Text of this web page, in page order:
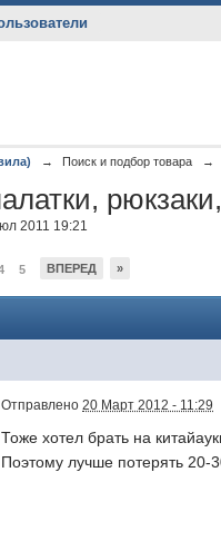
→ Поиск и подбор товара →
2011 19:21
5 ВПЕРЕД »
Отправлено20 Март 2012 - 11:29
Тоже хотел брать на
Поэтому лучше потерять 20-